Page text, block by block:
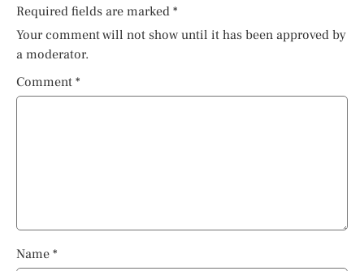
Required fields are marked *
Your comment will not show until it has been approved by
a moderator.
Comment *
Name *